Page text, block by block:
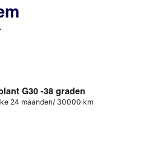
G30 -38 graden
24 maanden/ 30000 km